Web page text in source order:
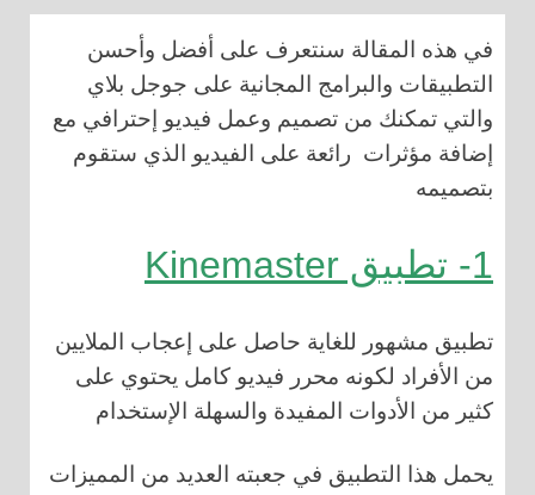
في هذه المقالة سنتعرف على أفضل وأحسن
التطبيقات والبرامج المجانية على جوجل بلاي
والتي تمكنك من تصميم وعمل فيديو إحترافي مع
إضافة مؤثرات رائعة على الفيديو الذي ستقوم
بتصميمه
1- تطبيق Kinemaster
تطبيق مشهور للغاية حاصل على إعجاب الملايين
من الأفراد لكونه محرر فيديو كامل يحتوي على
كثير من الأدوات المفيدة والسهلة الإستخدام
يحمل هذا التطبيق في جعبته العديد من المميزات